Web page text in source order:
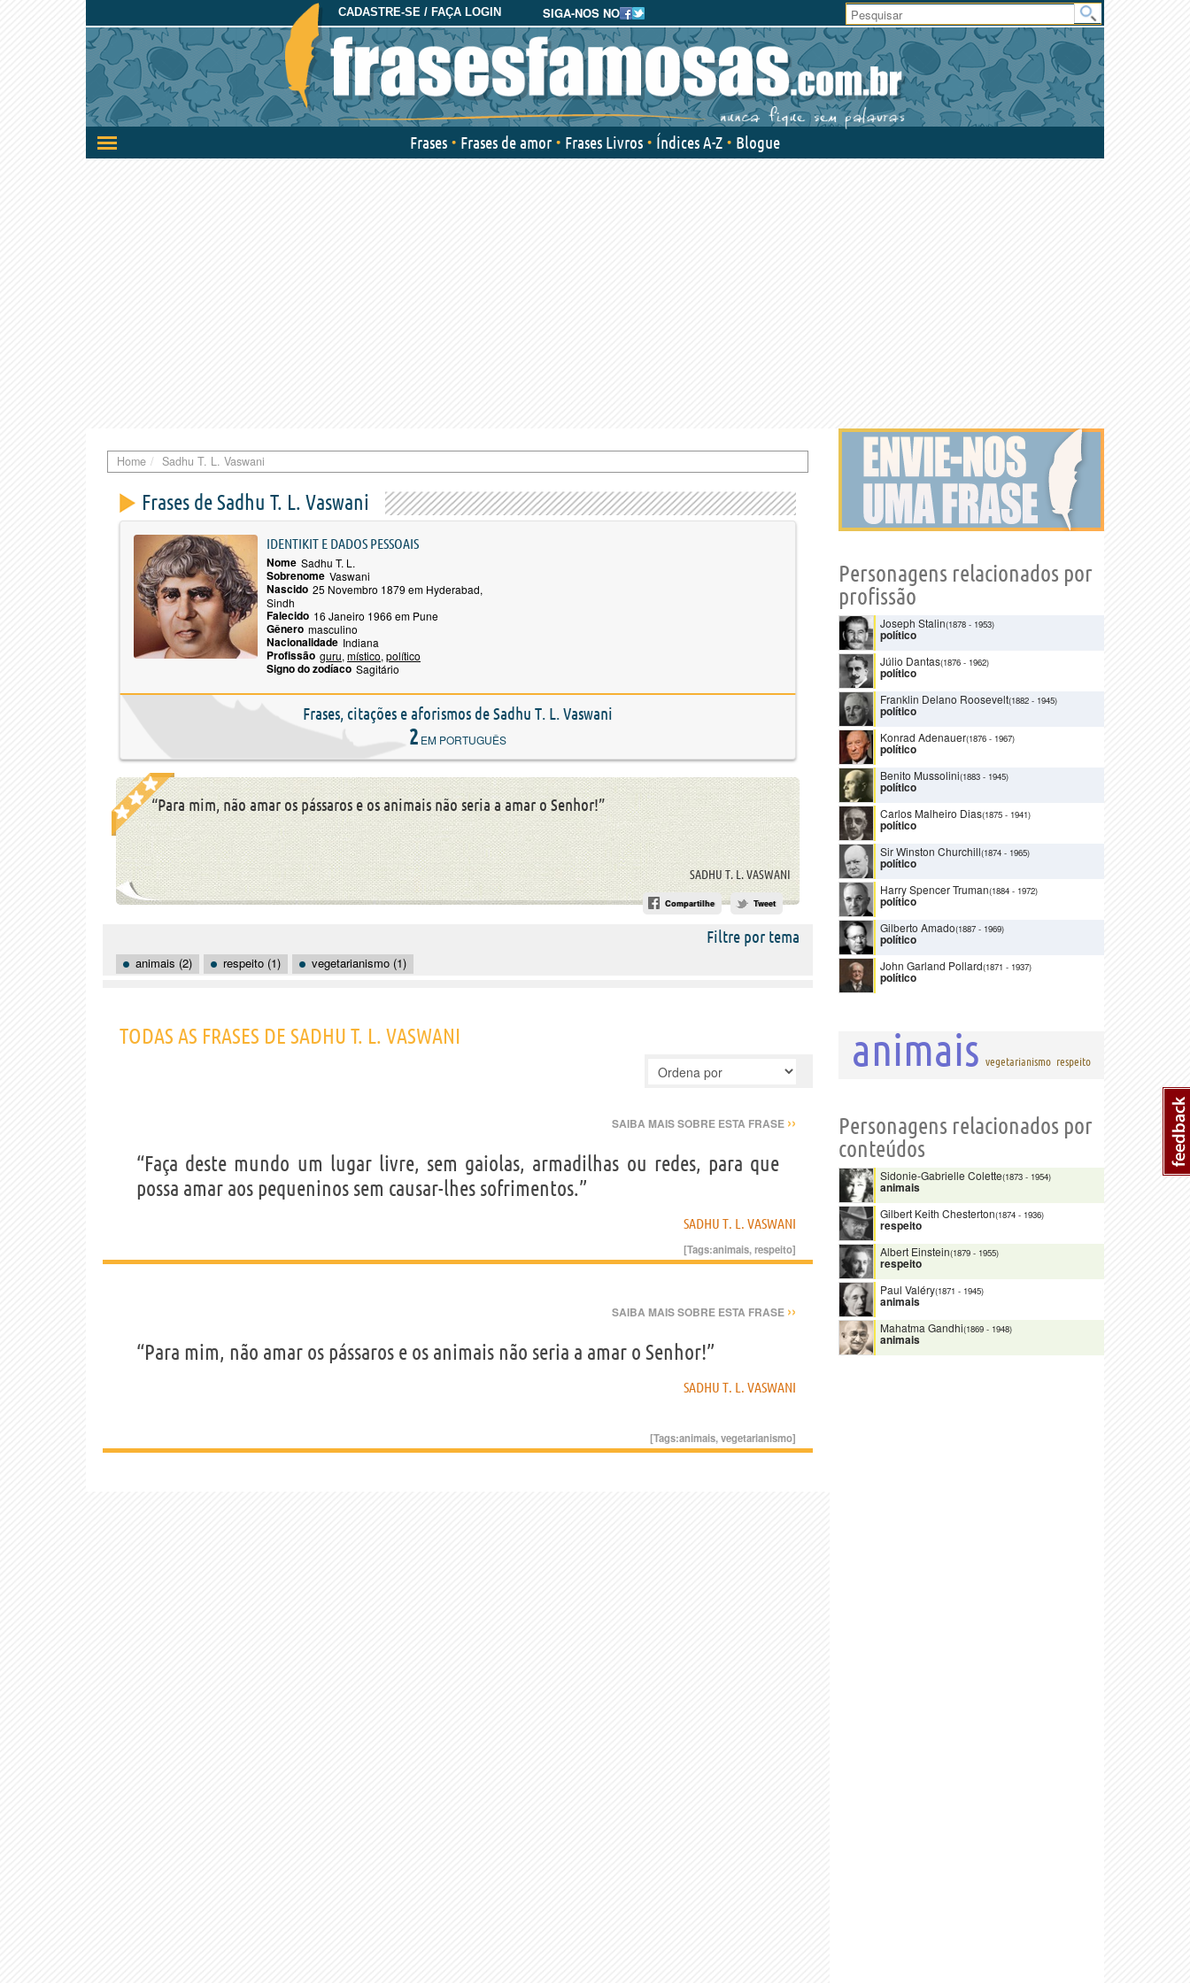
SIGA-NOS NO
CADASTRE-SE / FAÇA LOGIN
Ativar/desativar
a
Área
do
Usuário
Frases Frases de amor Frases Livros Índices A-Z Blogue
Home Sadhu T. L. Vaswani
Frases de Sadhu T. L. Vaswani
IDENTIKIT E DADOS PESSOAIS
Nome Sadhu T. L.
Sobrenome Vaswani
Nascido 25 Novembro 1879 em Hyderabad,
Sindh
Falecido 16 Janeiro 1966 em Pune
Gênero masculino
Nacionalidade Indiana
Profissão guru, místico, político
Signo do zodíaco Sagitário
Frases, citações e aforismos de Sadhu T. L. Vaswani
2 EM PORTUGUÊS
“Para mim, não amar os pássaros e os animais não seria a amar o Senhor!”
SADHU T. L. VASWANI
Compartilhe Tweet
Filtre por tema
animais (2) respeito (1) vegetarianismo (1)
TODAS AS FRASES DE SADHU T. L. VASWANI
SAIBA MAIS SOBRE ESTA FRASE ››
“Faça deste mundo um lugar livre, sem gaiolas, armadilhas ou redes, para que
possa amar aos pequeninos sem causar-lhes sofrimentos.”
SADHU T. L. VASWANI
[Tags:animais,respeito]
SAIBA MAIS SOBRE ESTA FRASE ››
“Para mim, não amar os pássaros e os animais não seria a amar o Senhor!”
SADHU T. L. VASWANI
[Tags:animais,vegetarianismo]
Personagens relacionados por
profissão
Joseph Stalin(1878 - 1953)
político
Júlio Dantas(1876 - 1962)
político
Franklin Delano Roosevelt(1882 - 1945)
político
Konrad Adenauer(1876 - 1967)
político
Benito Mussolini(1883 - 1945)
político
Carlos Malheiro Dias(1875 - 1941)
político
Sir Winston Churchill(1874 - 1965)
político
Harry Spencer Truman(1884 - 1972)
político
Gilberto Amado(1887 - 1969)
político
John Garland Pollard(1871 - 1937)
político
animais vegetarianismo respeito
Personagens relacionados por
conteúdos
Sidonie-Gabrielle Colette(1873 - 1954)
animais
Gilbert Keith Chesterton(1874 - 1936)
respeito
Albert Einstein(1879 - 1955)
respeito
Paul Valéry(1871 - 1945)
animais
Mahatma Gandhi(1869 - 1948)
animais